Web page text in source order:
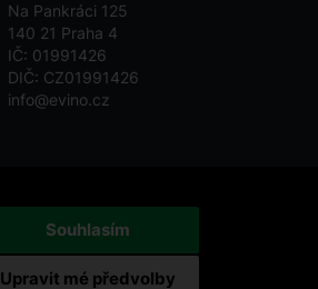
Souhlasím
Upravit mé předvolby
Na Pankráci 125
140 21 Praha 4
IČ: 01991426
DIČ: CZ01991426
info@evino.cz